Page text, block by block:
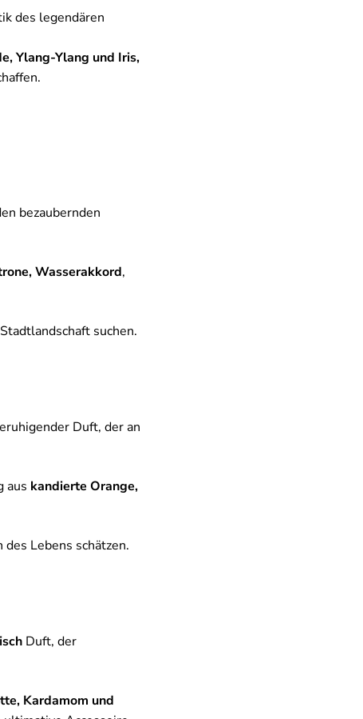
des legendären
Ylang-Ylang und Iris,
bezaubernden
Wasserakkord,
suchen.
Duft, der an
aus kandierte Orange,
Lebens schätzen.
Duft, der
Kardamom und